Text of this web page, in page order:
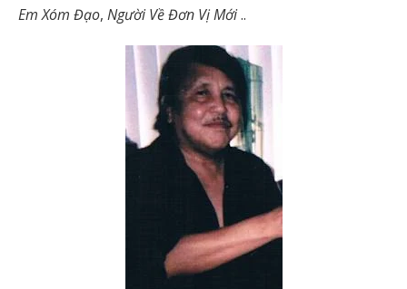
Em Xóm Đạo, Người Về Đơn Vị Mới..